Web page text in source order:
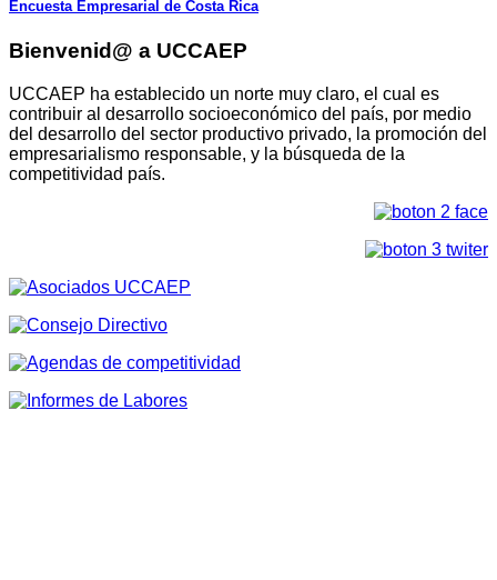
Encuesta Empresarial de Costa Rica
Bienvenid@ a UCCAEP
UCCAEP ha establecido un norte muy claro, el cual es
contribuir al desarrollo socioeconómico del país, por medio
del desarrollo del sector productivo privado, la promoción del
empresarialismo responsable, y la búsqueda de la
competitividad país.